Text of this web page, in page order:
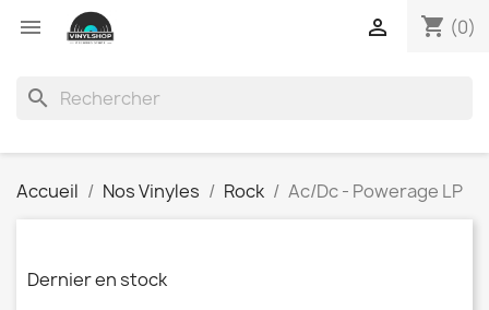
 shopping_cart (0)

search
Accueil Nos Vinyles Rock Ac/Dc - Powerage LP
Dernier en stock